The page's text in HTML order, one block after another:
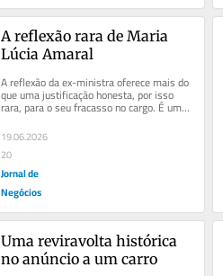
A reflexão rara de Maria
Lúcia Amaral
A reflexão da ex-ministra oferece mais do
que uma justificação honesta, por isso
rara, para o seu fracasso no cargo. É uma
análise sobre a...
19.06.2026
20
Jornal de
Negócios
Uma reviravolta histórica
no anúncio a um carro